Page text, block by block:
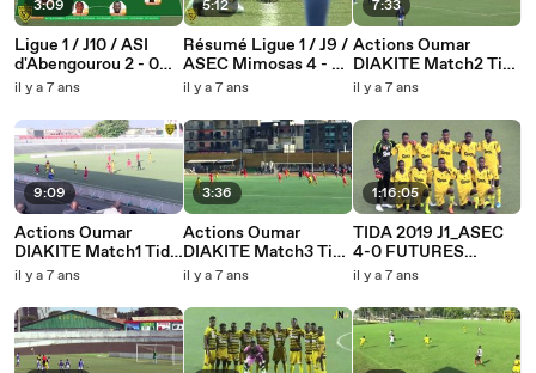
3:09
Ligue 1 / J10 / ASI
d'Abengourou 2 - 0
ASEC Mimosas
il y a 7 ans
9:09
Actions Oumar
DIAKITE Match1 Tida
2019-11-27
il y a 7 ans
5:12
Résumé Ligue 1 / J9 /
ASEC Mimosas 4 - 0
AS Tanda
il y a 7 ans
3:36
Actions Oumar
DIAKITE Match3 Tida
2019-11-29
il y a 7 ans
7:33
Actions Oumar
DIAKITE Match2 Tida
2019-11-28
il y a 7 ans
1:16:05
TIDA 2019 J1_ASEC
4-0 FUTURES
STARS
il y a 7 ans